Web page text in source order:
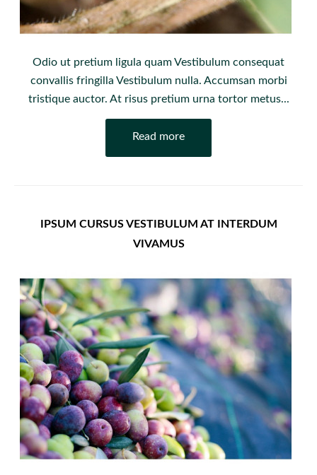
Odio ut pretium ligula quam Vestibulum consequat
convallis fringilla Vestibulum nulla. Accumsan morbi
tristique auctor. At risus pretium urna tortor metus...
Read more
IPSUM CURSUS VESTIBULUM AT INTERDUM
VIVAMUS